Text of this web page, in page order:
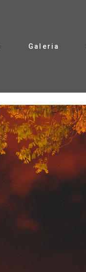
Galeria